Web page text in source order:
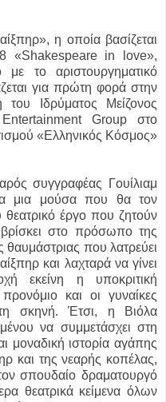
η οποία βασίζεται
«Shakespeare in love»,
το αριστουργηματικό
για πρώτη φορά στην
Ιδρύματος Μείζονος
Group στο
«Ελληνικός Κόσμος»
συγγραφέας Γουίλιαμ
μια μούσα που θα τον
θεατρικό έργο που ζητούν
στο πρόσωπο της
που λατρεύει
και λαχταρά να γίνει
εκείνη η υποκριτική
και οι γυναίκες
σκηνή. Έτσι, η Βιόλα
να συμμετάσχει στη
μοναδική ιστορία αγάπης
και της νεαρής κοπέλας,
σπουδαίο δραματουργό
θεατρικά κείμενα όλων